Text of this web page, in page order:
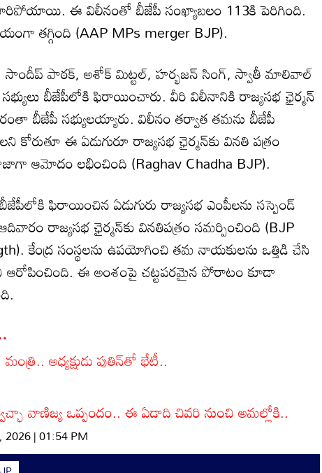
ఈ విలీనంతో బీజేపీ సంఖ్యాబలం 113కి పెరిగింది.
తగ్గింది (AAP MPs merger BJP).
సాందీప్ పాఠక్, అశోక్ మిట్టల్, హర్భజన్ సింగ్, స్వాతీ మాలివాల్
సభ్యులు బీజేపీలోకి ఫిరాయించారు. వీరి విలీనానికి రాజ్యసభ ఛైర్మన్
బీజేపీ సభ్యులయ్యారు. విలీనం తర్వాత తమను బీజేపీ
కోరుతూ ఈ ఏడుగురూ రాజ్యసభ ఛైర్మన్‌కు వినతి పత్రం
ఆమోదం లభించింది (Raghav Chadha BJP).
ఫిరాయించిన ఏడుగురు రాజ్యసభ ఎంపీలను సస్పెండ్
రాజ్యసభ ఛైర్మన్‌కు వినతిపత్రం సమర్పించింది (BJP
కేంద్ర సంస్థలను ఉపయోగించి తమ నాయకులను ఒత్తిడి చేసి
ఆరోపించింది. ఈ అంశంపై చట్టపరమైన పోరాటం కూడా
అధ్యక్షుడు పుతిన్‌తో భేటీ..
వాణిజ్య ఒప్పందం.. ఈ ఏడాది చివరి నుంచి అమల్లోకి..
| 01:54 PM